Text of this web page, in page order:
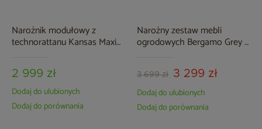
Narożnik modułowy z
technorattanu Kansas Maxi
2 999 zł
Dodaj do ulubionych
Dodaj do porównania
Narożny zestaw mebli
ogrodowych Bergamo Grey /
3 699 zł 3 299 zł
Dodaj do ulubionych
Dodaj do porównania